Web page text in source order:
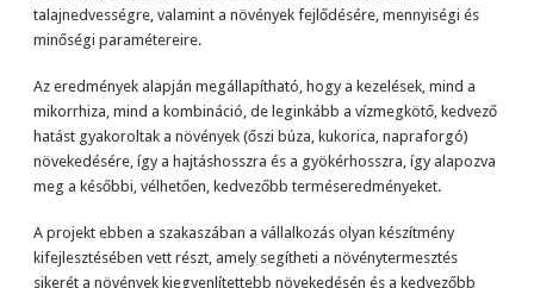
talajnedvességre, valamint a növények fejlődésére, mennyiségi és
minőségi paramétereire.
Az eredmények alapján megállapítható, hogy a kezelések, mind a
mikorrhiza, mind a kombináció, de leginkább a vízmegkötő, kedvező
hatást gyakoroltak a növények (őszi búza, kukorica, napraforgó)
növekedésére, így a hajtáshosszra és a gyökérhosszra, így alapozva
meg a későbbi, vélhetően, kedvezőbb terméseredményeket.
A projekt ebben a szakaszában a vállalkozás olyan készítmény
kifejlesztésében vett részt, amely segítheti a növénytermesztés
sikerét a növények kiegyenlítettebb növekedésén és a kedvezőbb